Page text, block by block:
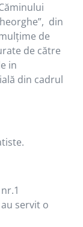
din
de
de către
in
din cadrul
servit o